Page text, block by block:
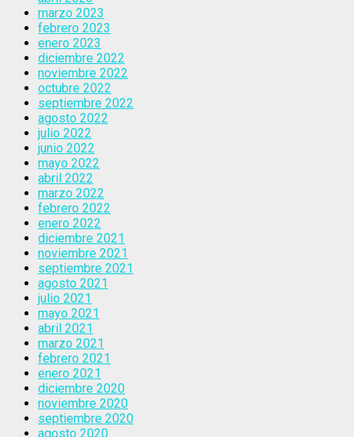
marzo 2023
febrero 2023
enero 2023
diciembre 2022
noviembre 2022
octubre 2022
septiembre 2022
agosto 2022
julio 2022
junio 2022
mayo 2022
abril 2022
marzo 2022
febrero 2022
enero 2022
diciembre 2021
noviembre 2021
septiembre 2021
agosto 2021
julio 2021
mayo 2021
abril 2021
marzo 2021
febrero 2021
enero 2021
diciembre 2020
noviembre 2020
septiembre 2020
agosto 2020